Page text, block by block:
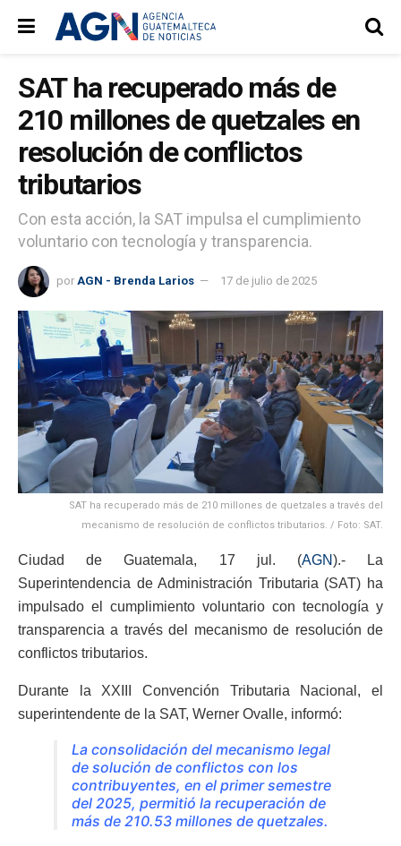
SAT ha recuperado más de
210 millones de quetzales en
resolución de conflictos
tributarios
Con esta acción, la SAT impulsa el cumplimiento
voluntario con tecnología y transparencia.
por AGN - Brenda Larios 17 de julio de 2025
SAT ha recuperado más de 210 millones de quetzales a través del
mecanismo de resolución de conflictos tributarios. / Foto: SAT.
Ciudad de Guatemala, 17 jul. (AGN).- La
Superintendencia de Administración Tributaria (SAT) ha
impulsado el cumplimiento voluntario con tecnología y
transparencia a través del mecanismo de resolución de
conflictos tributarios.
Durante la XXIII Convención Tributaria Nacional, el
superintendente de la SAT, Werner Ovalle, informó:
La consolidación del mecanismo legal
de solución de conflictos con los
contribuyentes, en el primer semestre
del 2025, permitió la recuperación de
más de 210.53 millones de quetzales.